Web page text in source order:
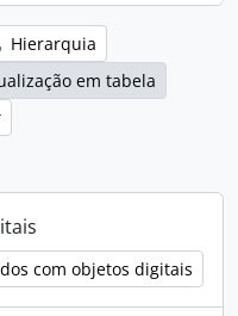
Hierarquia
em tabela
com objetos digitais